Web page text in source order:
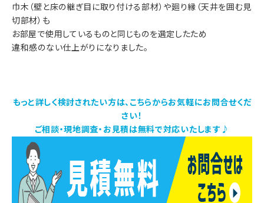
巾木（壁と床の継ぎ目に取り付ける部材）や廻り縁（天井を囲む見
切部材）も
お部屋で使用しているものと同じものを選定したため
違和感のない仕上がりになりました。
もっと詳しく検討されたい方は、こちらからお気軽にお問合せくだ
さい！
ご相談・現地調査・お見積は無料で対応いたします♪